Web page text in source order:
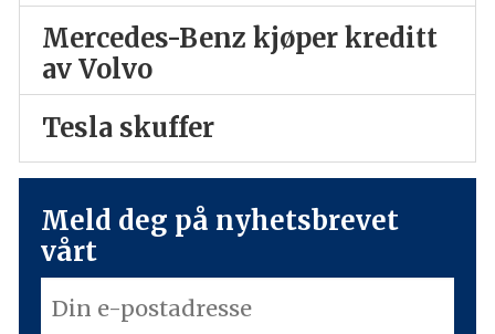
Mercedes-Benz kjøper kreditt
av Volvo
Tesla skuffer
Meld deg på nyhetsbrevet
vårt